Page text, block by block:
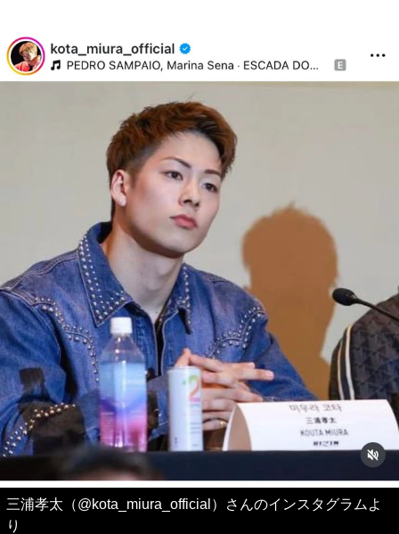
三浦孝太（@kota_miura_official）さんのインスタグラムよ
り